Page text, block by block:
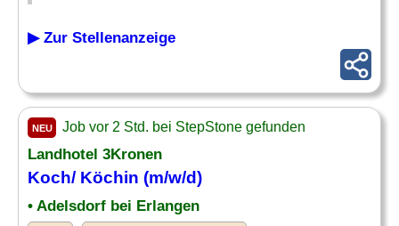
▶ Zur Stellenanzeige
NEU Job vor 2 Std. bei StepStone gefunden
Landhotel 3Kronen
Koch/ Köchin (m/w/d)
• Adelsdorf bei Erlangen